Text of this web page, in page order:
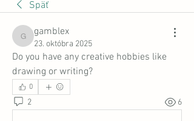
Späť
gamblex
gamblex
23. októbra 2025
Do you have any creative hobbies like
drawing or writing?
0
2 6